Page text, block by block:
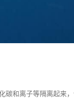
碳和离子等隔离起来